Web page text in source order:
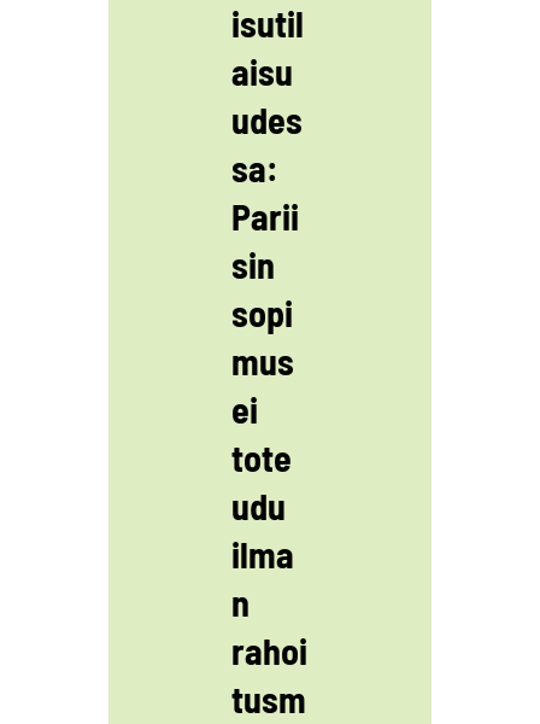
isutil
aisu
udes
sa:
Parii
sin
sopi
mus
ei
tote
udu
ilma
n
rahoi
tusm